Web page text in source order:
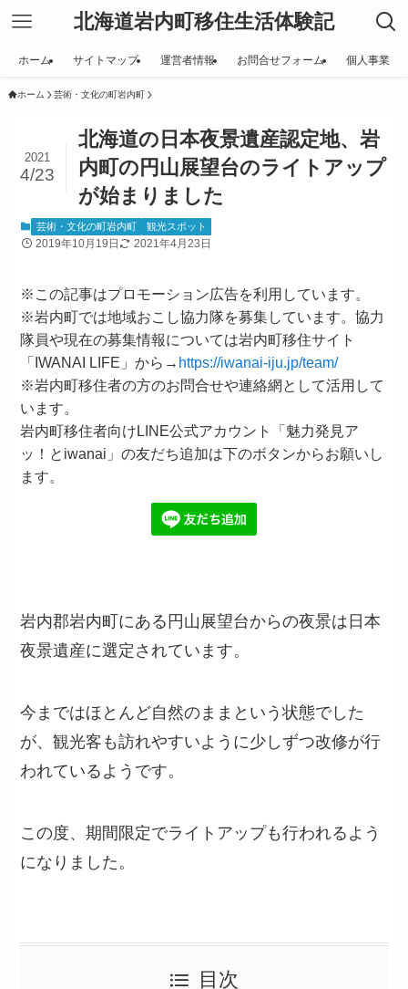
北海道岩内町移住生活体験記
ホーム サイトマップ 運営者情報 お問合せフォーム 個人事業
ホーム 芸術・文化の町岩内町
北海道の日本夜景遺産認定地、岩
内町の円山展望台のライトアップ
が始まりました
2021
4/23
芸術・文化の町岩内町 観光スポット
2019年10月19日 2021年4月23日
※この記事はプロモーション広告を利用しています。
※岩内町では地域おこし協力隊を募集しています。協力
隊員や現在の募集情報については岩内町移住サイト
「IWANAI LIFE」から→ https://iwanai-iju.jp/team/
※岩内町移住者の方のお問合せや連絡網として活用して
います。
岩内町移住者向けLINE公式アカウント「魅力発見ア
ッ！とiwanai」の友だち追加は下のボタンからお願いし
ます。
岩内郡岩内町にある円山展望台からの夜景は日本
夜景遺産に選定されています。
今まではほとんど自然のままという状態でした
が、観光客も訪れやすいように少しずつ改修が行
われているようです。
この度、期間限定でライトアップも行われるよう
になりました。
目次